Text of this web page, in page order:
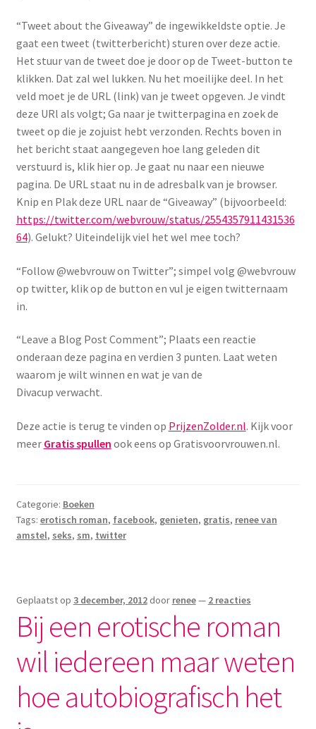
“Tweet about the Giveaway” de ingewikkeldste optie. Je
gaat een tweet (twitterbericht) sturen over deze actie.
Het stuur van de tweet doe je door op de Tweet-button te
klikken. Dat zal wel lukken. Nu het moeilijke deel. In het
veld moet je de URL (link) van je tweet opgeven. Je vindt
deze URl als volgt; Ga naar je twitterpagina en zoek de
tweet op die je zojuist hebt verzonden. Rechts boven in
het bericht staat aangegeven hoe lang geleden dit
verstuurd is, klik hier op. Je gaat nu naar een nieuwe
pagina. De URL staat nu in de adresbalk van je browser.
Knip en Plak deze URL naar de “Giveaway” (bijvoorbeeld:
https://twitter.com/webvrouw/status/2554357911431536
64). Gelukt? Uiteindelijk viel het wel mee toch?
“Follow @webvrouw on Twitter”; simpel volg @webvrouw
op twitter, klik op de button en vul je eigen twitternaam
in.
“Leave a Blog Post Comment”; Plaats een reactie
onderaan deze pagina en verdien 3 punten. Laat weten
waarom je wilt winnen en wat je van de
Divacup verwacht.
Deze actie is terug te vinden op PrijzenZolder.nl. Kijk voor
meer Gratis spullen ook eens op Gratisvoorvrouwen.nl.
Categorie: Boeken
Tags: erotisch roman, facebook, genieten, gratis, renee van
amstel, seks, sm, twitter
Geplaatst op 3 december, 2012 door renee— 2 reacties
Bij een erotische roman
wil iedereen maar weten
hoe autobiografisch het